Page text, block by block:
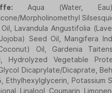
Aqua (Water,
Morpholinomethyl
Lavandula Angustifolia
Seed Oil, Mangifera
Oil, Gardenia
Hydrolyzed Vegetable
Dicaprylate/Dicaprate,
Ethylhexylglycerin, Potassium
Linalool, Coumarin,